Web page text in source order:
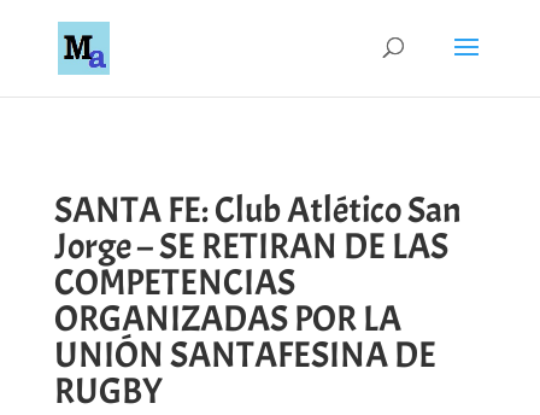
SANTA FE: Club Atlético San
Jorge – SE RETIRAN DE LAS
COMPETENCIAS
ORGANIZADAS POR LA
UNIÓN SANTAFESINA DE
RUGBY